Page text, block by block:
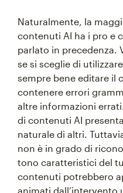
Naturalmente, la
contenuti AI ha i pro e
parlato in precedenza.
se si sceglie di
sempre bene editare il
contenere errori
altre informazioni
di contenuti AI
naturale di altri.
non è in grado di
tono caratteristici del
contenuti potrebbero
animati dall’intervento